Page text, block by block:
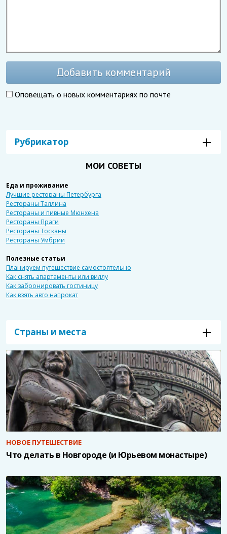
Добавить комментарий
Оповещать о новых комментариях по почте
Рубрикатор
МОИ СОВЕТЫ
Еда и проживание
Лучшие рестораны Петербурга
Рестораны Таллина
Рестораны и пивные Мюнхена
Рестораны Праги
Рестораны Тосканы
Рестораны Умбрии
Полезные статьи
Планируем путешествие самостоятельно
Как снять апартаменты или виллу
Как забронировать гостиницу
Как взять авто напрокат
Страны и места
НОВОЕ ПУТЕШЕСТВИЕ
Что делать в Новгороде (и Юрьевом монастыре)